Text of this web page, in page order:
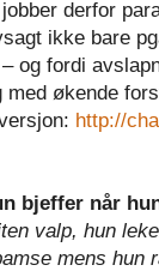
derfor
ikke bare
og fordi
med økende
http://
bjeffer når
valp, hun
mens hun